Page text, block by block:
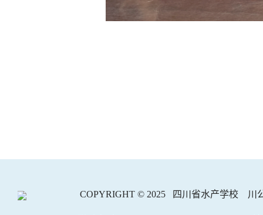
COPYRIGHT © 2025 四川省水产学校 川